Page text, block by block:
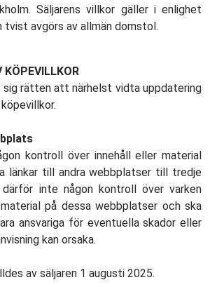
Säljarens villkor gäller i enlighet
tvist avgörs av allmän domstol.
KÖPEVILLKOR
sig rätten att närhelst vidta uppdatering
kontroll över innehåll eller material
länkar till andra webbplatser till tredje
därför inte någon kontroll över varken
på dessa webbplatser och ska
ansvariga för eventuella skador eller
kan orsaka.
av säljaren 1 augusti 2025.